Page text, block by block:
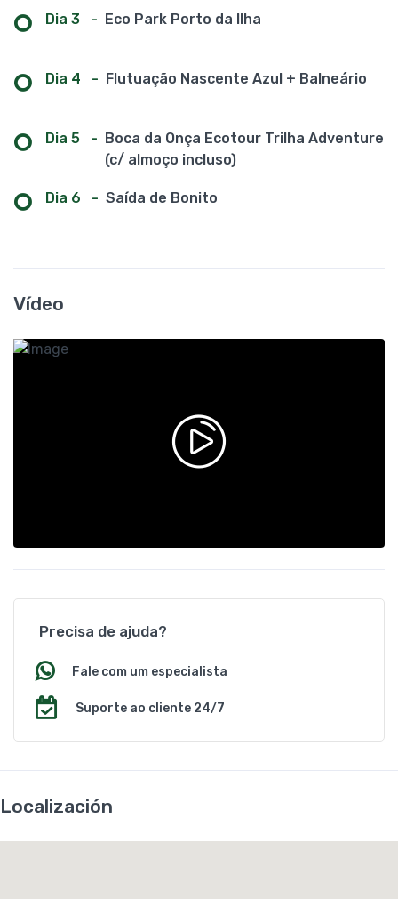
Dia 3 - Eco Park Porto da Ilha
Dia 4 - Flutuação Nascente Azul + Balneário
Dia 5 - Boca da Onça Ecotour Trilha Adventure
(c/ almoço incluso)
Dia 6 - Saída de Bonito
Vídeo
Precisa de ajuda?
Fale com um especialista
Suporte ao cliente 24/7
Localización